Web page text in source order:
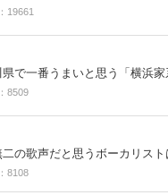
19661
で一番うまいと思う「横浜
8509
の歌声だと思うボーカリスト
8108